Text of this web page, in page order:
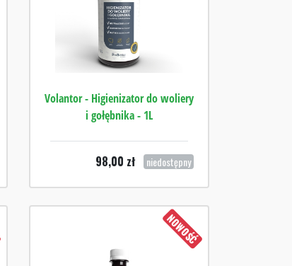
Volantor - Higienizator do woliery
i gołębnika - 1L
98,00 zł niedostępny
NOWOŚĆ